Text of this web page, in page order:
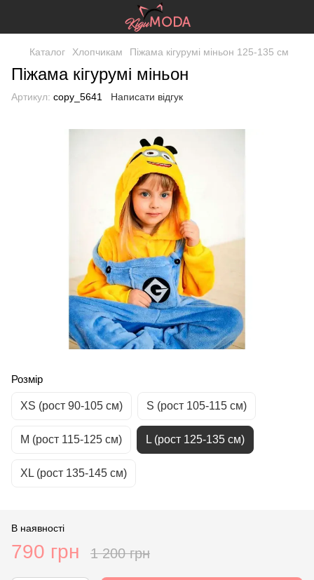
Каталог Хлопчикам Піжама кігурумі міньон 125-135 см
Піжама кігурумі міньон
Артикул: copy_5641 Написати відгук
Розмір
ХS (рост 90-105 см) S (рост 105-115 см)
М (рост 115-125 см) L (рост 125-135 см)
XL (рост 135-145 см)
В наявності
790 грн 1 200 грн